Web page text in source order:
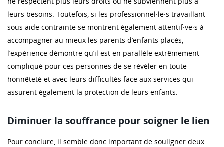
leurs besoins. Toutefois, si les professionnel·le·s travaillant
sous aide contrainte se montrent également attentif·ve·s à
accompagner au mieux les parents d’enfants placés,
l’expérience démontre qu’il est en parallèle extrêmement
compliqué pour ces personnes de se révéler en toute
honnêteté et avec leurs difficultés face aux services qui
assurent également la protection de leurs enfants.
Diminuer la souffrance pour soigner le lien
Pour conclure, il semble donc important de souligner deux